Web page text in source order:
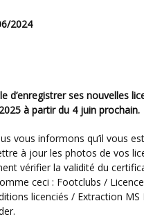
2024
à partir du 4 juin prochain.
à jour les photos de vos
vérifier la validité du
ceci : Footclubs /
licenciés / Extraction MS